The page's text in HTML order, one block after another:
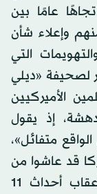
عامًا بين
وإعلاء شأن
التي
لصحيفة «ديلي
الأميركيين
إذ يقول
متفائل»،
قد عاشوا من
قبل في عمق تلك الإشكالية في أعقاب أحداث 11